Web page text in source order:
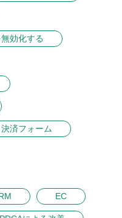
効化する
決済フォーム
EC